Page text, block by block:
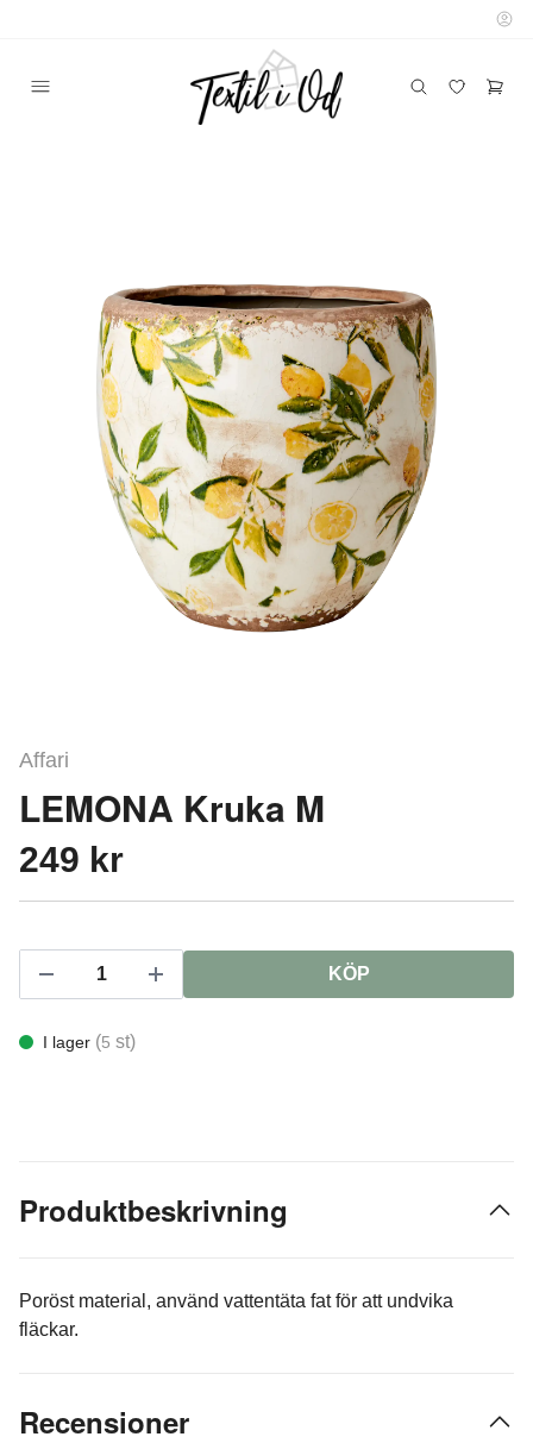
Affari
LEMONA Kruka M
249 kr
KÖP
I lager (5 st)
Produktbeskrivning
Poröst material, använd vattentäta fat för att undvika
fläckar.
Recensioner